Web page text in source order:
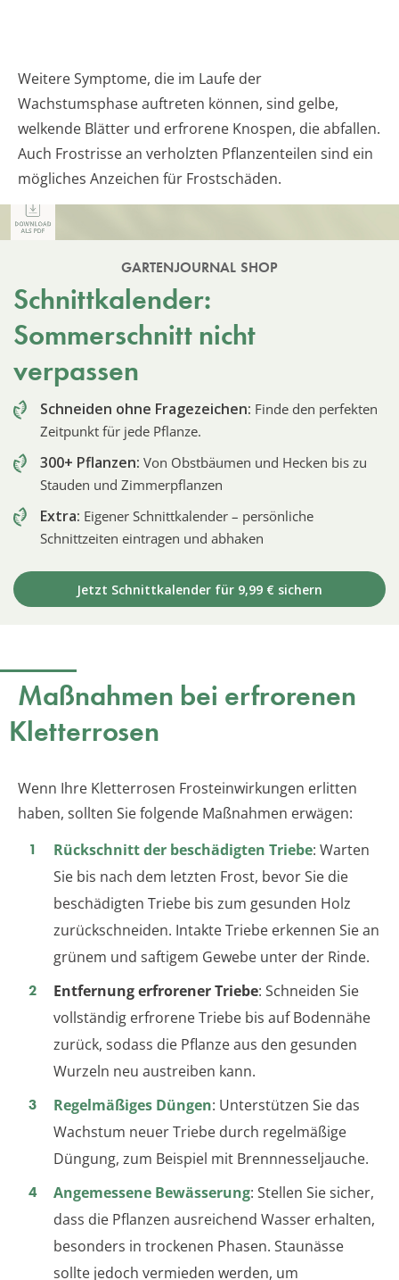
Weitere Symptome, die im Laufe der
Wachstumsphase auftreten können, sind gelbe,
welkende Blätter und erfrorene Knospen, die abfallen.
Auch Frostrisse an verholzten Pflanzenteilen sind ein
mögliches Anzeichen für Frostschäden.
GARTENJOURNAL SHOP
Schnittkalender:
Sommerschnitt nicht
verpassen
Schneiden ohne Fragezeichen: Finde den perfekten
Zeitpunkt für jede Pflanze.
300+ Pflanzen: Von Obstbäumen und Hecken bis zu
Stauden und Zimmerpflanzen
Extra: Eigener Schnittkalender – persönliche
Schnittzeiten eintragen und abhaken
Jetzt Schnittkalender für 9,99 € sichern
Maßnahmen bei erfrorenen
Kletterrosen
Wenn Ihre Kletterrosen Frosteinwirkungen erlitten
haben, sollten Sie folgende Maßnahmen erwägen:
Rückschnitt der beschädigten Triebe: Warten
Sie bis nach dem letzten Frost, bevor Sie die
beschädigten Triebe bis zum gesunden Holz
zurückschneiden. Intakte Triebe erkennen Sie an
grünem und saftigem Gewebe unter der Rinde.
Entfernung erfrorener Triebe: Schneiden Sie
vollständig erfrorene Triebe bis auf Bodennähe
zurück, sodass die Pflanze aus den gesunden
Wurzeln neu austreiben kann.
Regelmäßiges Düngen: Unterstützen Sie das
Wachstum neuer Triebe durch regelmäßige
Düngung, zum Beispiel mit Brennnesseljauche.
Angemessene Bewässerung: Stellen Sie sicher,
dass die Pflanzen ausreichend Wasser erhalten,
besonders in trockenen Phasen. Staunässe
sollte jedoch vermieden werden, um